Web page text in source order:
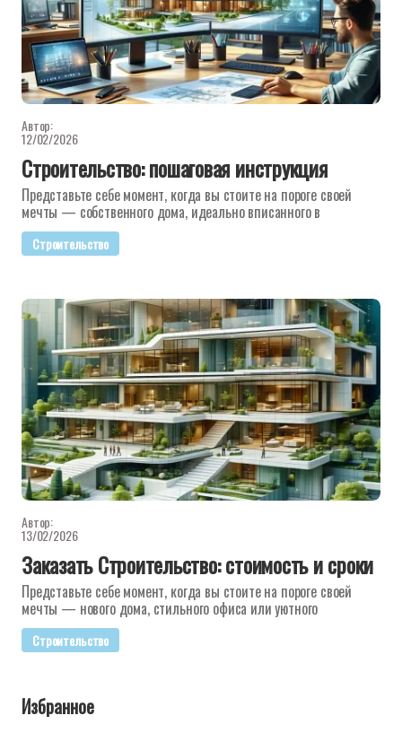
Автор:
12/02/2026
Строительство: пошаговая инструкция
Представьте себе момент, когда вы стоите на пороге своей
мечты — собственного дома, идеально вписанного в
Строительство
Автор:
13/02/2026
Заказать Строительство: стоимость и сроки
Представьте себе момент, когда вы стоите на пороге своей
мечты — нового дома, стильного офиса или уютного
Строительство
Избранное